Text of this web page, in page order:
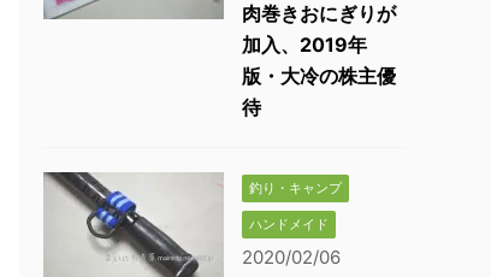
肉巻きおにぎりが
加入、2019年
版・大冷の株主優
待
釣り・キャンプ
ハンドメイド
2020/02/06